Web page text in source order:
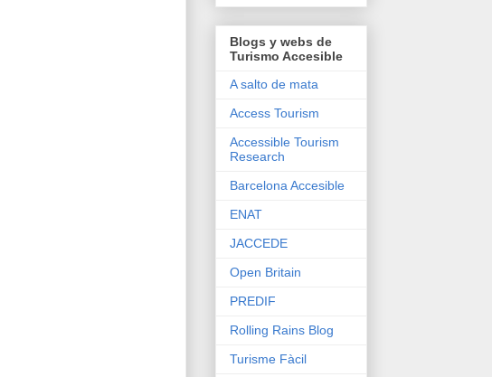
Blogs y webs de
Turismo Accesible
A salto de mata
Access Tourism
Accessible Tourism
Research
Barcelona Accesible
ENAT
JACCEDE
Open Britain
PREDIF
Rolling Rains Blog
Turisme Fàcil